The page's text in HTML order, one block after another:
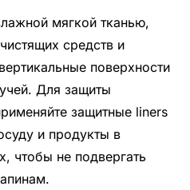
мягкой тканью,
средств и
поверхности
Для защиты
защитные liners
и продукты в
чтобы не подвергать